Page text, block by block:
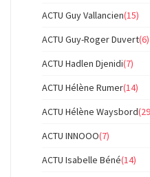
ACTU Guy Vallancien(15)
ACTU Guy-Roger Duvert(6)
ACTU Hadlen Djenidi(7)
ACTU Hélène Rumer(14)
ACTU Hélène Waysbord
ACTU INNOOO(7)
ACTU Isabelle Béné(14)